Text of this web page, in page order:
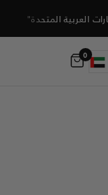
العربية المتحدة"
0